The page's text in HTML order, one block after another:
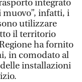
integrato
muovo”, infatti, i
utilizzare
il territorio
ha fornito
in comodato al
installazioni